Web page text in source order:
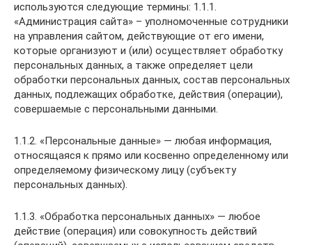
используются следующие термины: 1.1.1.
«Администрация сайта» – уполномоченные сотрудники
на управления сайтом, действующие от его имени,
которые организуют и (или) осуществляет обработку
персональных данных, а также определяет цели
обработки персональных данных, состав персональных
данных, подлежащих обработке, действия (операции),
совершаемые с персональными данными.
1.1.2. «Персональные данные» — любая информация,
относящаяся к прямо или косвенно определенному или
определяемому физическому лицу (субъекту
персональных данных).
1.1.3. «Обработка персональных данных» — любое
действие (операция) или совокупность действий